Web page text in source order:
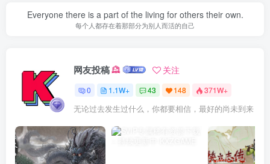
Everyone there is a part of the living for others their own.
每个人都存在着那部分为别人而活的自己
网友投稿 关注
0 1.1W+ 43 148 371W+
无论过去发生过什么，你都要相信，最好的尚未到来